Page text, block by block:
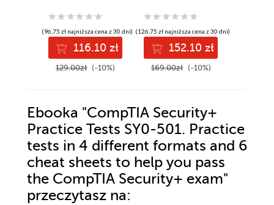
Train (ART) with
practical, result-
driven approaches
(96,75 zł najniższa cena z 30 dni)
116.10 zł
129.00zł (-10%)
autonomous and
modern AI agents
(126,75 zł najniższa cena z 30 dni)
152.10 zł
169.00zł (-10%)
Ebooka "CompTIA Security+
Practice Tests SY0-501. Practice
tests in 4 different formats and 6
cheat sheets to help you pass
the CompTIA Security+ exam"
przeczytasz na: